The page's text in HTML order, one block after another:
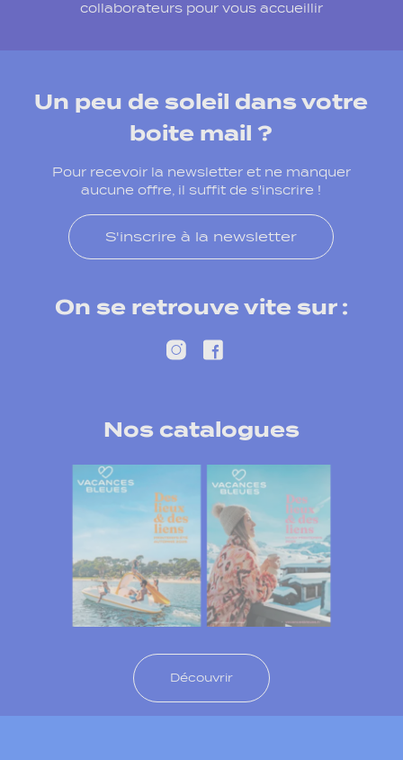
collaborateurs pour vous accueillir
Un peu de soleil dans votre
boite mail ?
Pour recevoir la newsletter et ne manquer
aucune offre, il suffit de s'inscrire !
S'inscrire à la newsletter
On se retrouve vite sur :
Nos catalogues
Découvrir